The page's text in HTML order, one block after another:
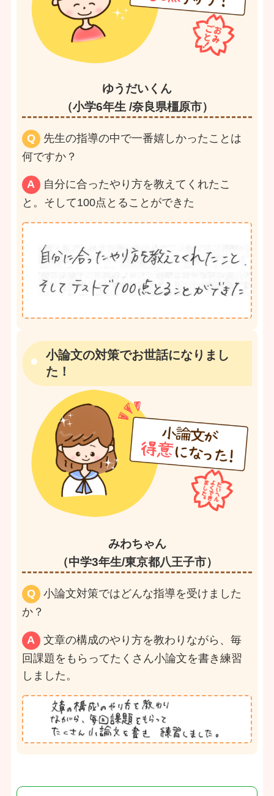
ゆうだいくん
（小学6年生 /奈良県橿原市）
Q 先生の指導の中で一番嬉しかったことは
何ですか？
A 自分に合ったやり方を教えてくれたこ
と。そして100点とることができた
小論文の対策でお世話になりまし
た！
みわちゃん
（中学3年生/東京都八王子市）
Q 小論文対策ではどんな指導を受けました
か？
A 文章の構成のやり方を教わりながら、毎
回課題をもらってたくさん小論文を書き練習
しました。